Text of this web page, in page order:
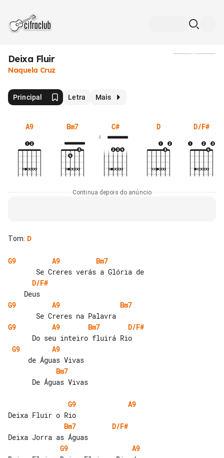
Deixa Fluir
Naquela Cruz
Principal Letra Mais
A9 Bm7 C#
4
D D/F#
Continua depois do anúncio
Tom: D
G9 A9
Bm7
D/F#
G9
A9
Bm7
G9
A9 Bm7
D/F#
G9
A9
Bm7
G9
A9
Bm7
D/F#
G9
A9